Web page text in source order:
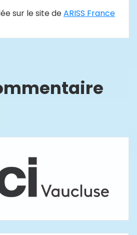
sur le site deARISS France